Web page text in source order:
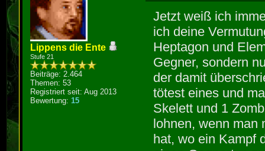
Lippens die Ente
Stufe 21
Beiträge: 2.464
Themen: 53
Registriert seit: Aug 2013
Bewertung: 15
Jetzt weiß ich
ich deine
Heptagon und
Gegner, sondern
der damit
tötest eines und
Skelett und 1
lohnen, wenn man
hat, wo ein Kampf